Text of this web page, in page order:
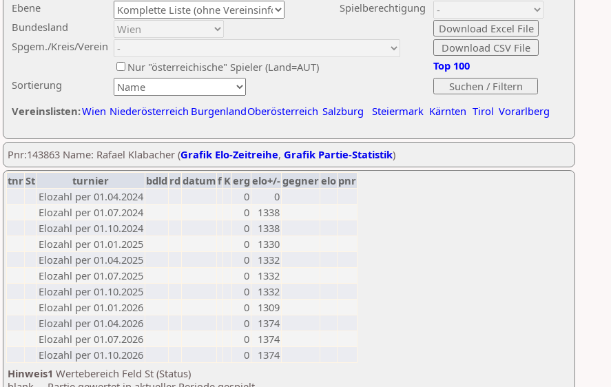
Ebene
Sortierung
Bundesland
Spgem./Kreis/Verein
Nur "österreichische" Spieler (Land=AUT)
Spielberechtigung
Vereinslisten:Wien Niederösterreich BurgenlandOberösterreich Salzburg Steiermark Kärnten Tirol Vorarlberg
Top 100
Pnr:143863 Name: Rafael Klabacher (Grafik Elo-Zeitreihe, Grafik Partie-Statistik)
tnrSt turnier bdld rd datumf Kerg elo+/-gegnerelo pnr
Elozahl per 01.04.2024
0
0
Elozahl per 01.07.2024
0
1338
Elozahl per 01.10.2024
0
1338
Elozahl per 01.01.2025
0
1330
Elozahl per 01.04.2025
0
1332
Elozahl per 01.07.2025
0
1332
Elozahl per 01.10.2025
0
1332
Elozahl per 01.01.2026
0
1309
Elozahl per 01.04.2026
0
1374
Elozahl per 01.07.2026
0
1374
Elozahl per 01.10.2026
0
1374
Hinweis1 Wertebereich Feld St (Status)